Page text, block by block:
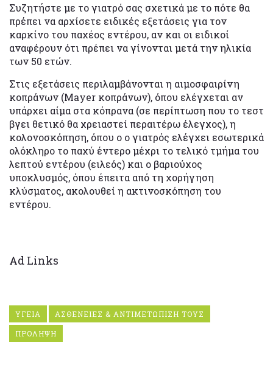
Συζητήστε με το γιατρό σας σχετικά με το πότε θα
πρέπει να αρχίσετε ειδικές εξετάσεις για τον
καρκίνο του παχέος εντέρου, αν και οι ειδικοί
αναφέρουν ότι πρέπει να γίνονται μετά την ηλικία
των 50 ετών.
Στις εξετάσεις περιλαμβάνονται η αιμοσφαιρίνη
κοπράνων (Mayer κοπράνων), όπου ελέγχεται αν
υπάρχει αίμα στα κόπρανα (σε περίπτωση που το τεστ
βγει θετικό θα χρειαστεί περαιτέρω έλεγχος), η
κολονοσκόπηση, όπου ο ο γιατρός ελέγχει εσωτερικά
ολόκληρο το παχύ έντερο μέχρι το τελικό τμήμα του
λεπτού εντέρου (ειλεός) και ο βαριούχος
υποκλυσμός, όπου έπειτα από τη χορήγηση
κλύσματος, ακολουθεί η ακτινοσκόπηση του
εντέρου.
Ad Links
ΥΓΕΙΑ
ΑΣΘΕΝΕΙΕΣ & ΑΝΤΙΜΕΤΩΠΙΣΗ ΤΟΥΣ
ΠΡΟΛΗΨΗ